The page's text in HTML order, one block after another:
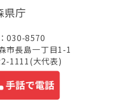
県庁
030-8570
市長島一丁目1-1
1111(大代表)